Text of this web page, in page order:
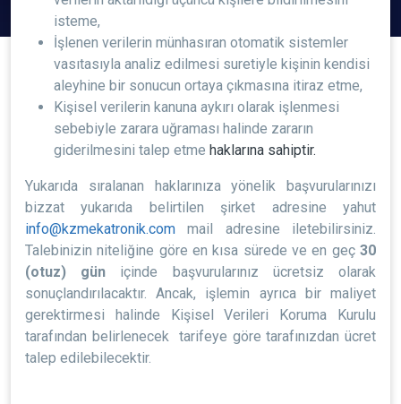
isteme,
İşlenen verilerin münhasıran otomatik sistemler
vasıtasıyla analiz edilmesi suretiyle kişinin kendisi
aleyhine bir sonucun ortaya çıkmasına itiraz etme,
Kişisel verilerin kanuna aykırı olarak işlenmesi
sebebiyle zarara uğraması halinde zararın
giderilmesini talep etme haklarına sahiptir.
Yukarıda sıralanan haklarınıza yönelik başvurularınızı
bizzat yukarıda belirtilen şirket adresine yahut
info@kzmekatronik.com mail adresine iletebilirsiniz.
Talebinizin niteliğine göre en kısa sürede ve en geç 30
(otuz) gün içinde başvurularınız ücretsiz olarak
sonuçlandırılacaktır. Ancak, işlemin ayrıca bir maliyet
gerektirmesi halinde Kişisel Verileri Koruma Kurulu
tarafından belirlenecek tarifeye göre tarafınızdan ücret
talep edilebilecektir.